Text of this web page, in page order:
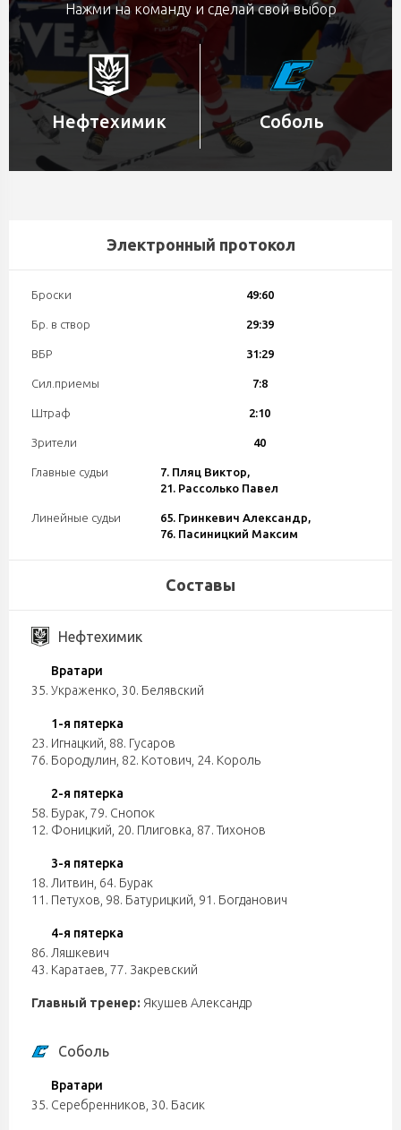
Нажми на команду и сделай свой выбор
Нефтехимик Соболь
Электронный протокол
Броски 49:60
Бр. в створ 29:39
ВБР 31:29
Сил.приемы 7:8
Штраф 2:10
Зрители 40
Главные судьи
7. Пляц Виктор,
21. Рассолько Павел
Линейные судьи
65. Гринкевич Александр,
76. Пасиницкий Максим
Составы
Нефтехимик
Вратари
35. Украженко 30. Белявский
1-я пятерка
23. Игнацкий 88. Гусаров
76. Бородулин 82. Котович 24. Король
2-я пятерка
58. Бурак 79. Снопок
12. Фоницкий 20. Плиговка 87. Тихонов
3-я пятерка
18. Литвин 64. Бурак
11. Петухов 98. Батурицкий 91. Богданович
4-я пятерка
86. Ляшкевич
43. Каратаев 77. Закревский
Главный тренер: Якушев Александр
Соболь
Вратари
35. Серебренников 30. Басик